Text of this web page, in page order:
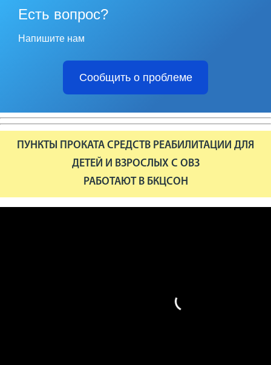
Есть вопрос?
Напишите нам
Сообщить о проблеме
ПУНКТЫ ПРОКАТА СРЕДСТВ РЕАБИЛИТАЦИИ ДЛЯ
ДЕТЕЙ И ВЗРОСЛЫХ С ОВЗ
РАБОТАЮТ В БКЦСОН